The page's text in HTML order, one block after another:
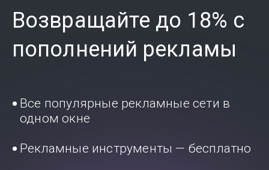
Возвращайте до 18% с
пополнений рекламы
Все популярные рекламные сети в
одном окне
Рекламные инструменты — бесплатно